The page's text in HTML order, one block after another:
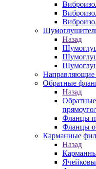
Назад
Направляющие
Обратные
Назад
Фланцы
Фланцы
Карманные
Назад